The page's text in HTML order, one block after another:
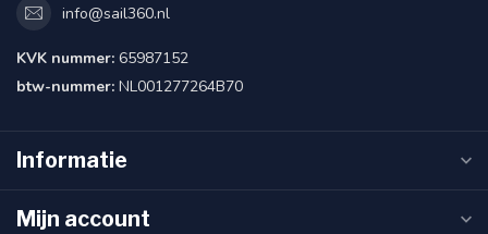
info@sail360.nl
KVK nummer: 65987152
btw-nummer: NL001277264B70
Informatie
Mijn account